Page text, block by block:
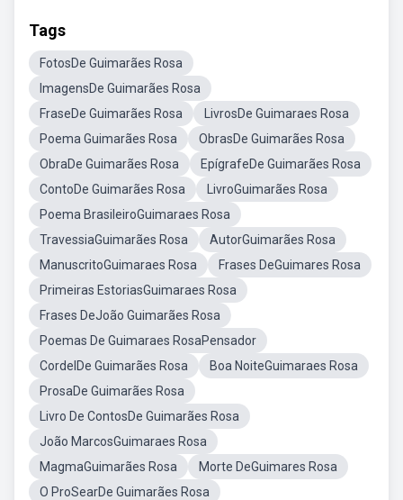
Tags
FotosDe Guimarães Rosa
ImagensDe Guimarães Rosa
FraseDe Guimarães Rosa
LivrosDe Guimaraes Rosa
Poema Guimarães Rosa
ObrasDe Guimarães Rosa
ObraDe Guimarães Rosa
EpígrafeDe Guimarães Rosa
ContoDe Guimarães Rosa
LivroGuimarães Rosa
Poema BrasileiroGuimaraes Rosa
TravessiaGuimarães Rosa
AutorGuimarães Rosa
ManuscritoGuimaraes Rosa
Frases DeGuimares Rosa
Primeiras EstoriasGuimaraes Rosa
Frases DeJoão Guimarães Rosa
Poemas De Guimaraes RosaPensador
CordelDe Guimarães Rosa
Boa NoiteGuimaraes Rosa
ProsaDe Guimarães Rosa
Livro De ContosDe Guimarães Rosa
João MarcosGuimaraes Rosa
MagmaGuimarães Rosa
Morte DeGuimares Rosa
O ProSearDe Guimarães Rosa